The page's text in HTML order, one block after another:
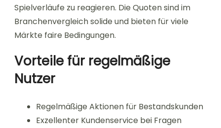
Spielverläufe zu reagieren. Die Quoten sind im
Branchenvergleich solide und bieten für viele
Märkte faire Bedingungen.
Vorteile für regelmäßige
Nutzer
Regelmäßige Aktionen für Bestandskunden
Exzellenter Kundenservice bei Fragen